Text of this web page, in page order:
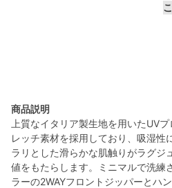
商品説明
上質なイタリア製生地を用いたUV
レッチ素材を採用しており、吸湿性
ラリとした滑らかな肌触りがラグジ
値をもたらします。ミニマルで洗練
ラーの2WAYフロントジッパーとハ